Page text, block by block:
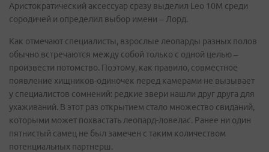
Аристократический аксессуар сразу выделил Leo 10M среди
сородичей и определил выбор имени – Лорд.
Как отмечают специалисты, взрослые леопарды разных полов
обычно встречаются между собой только с одной целью –
произвести потомство. Поэтому, как правило, совместное
появление хищников-одиночек перед камерами не вызывает
у специалистов сомнений: редкие звери нашли друг друга для
ухаживаний. В этот раз открытием стало множество свиданий,
которыми может похвастать леопард-ловелас. Ранее ни один
пятнистый самец не был замечен с таким количеством
потенциальных партнерш.